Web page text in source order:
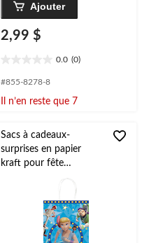
Ajouter
2,99 $
0.0 (0)
étoile(s)
5.
#855-8278-8
Il n’en reste que 7
Sacs à cadeaux-
surprises en papier
kraft pour fête
de jouets 4, paq. 8